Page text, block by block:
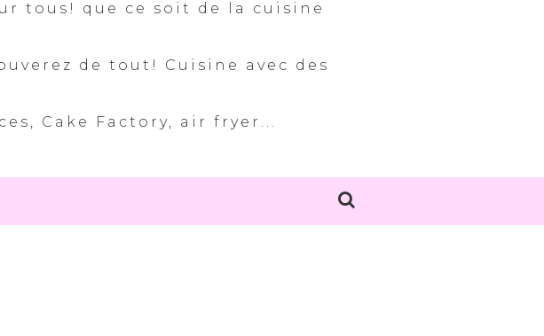
tous! que ce soit de la cuisine
de tout! Cuisine avec des
Cake Factory, air fryer...